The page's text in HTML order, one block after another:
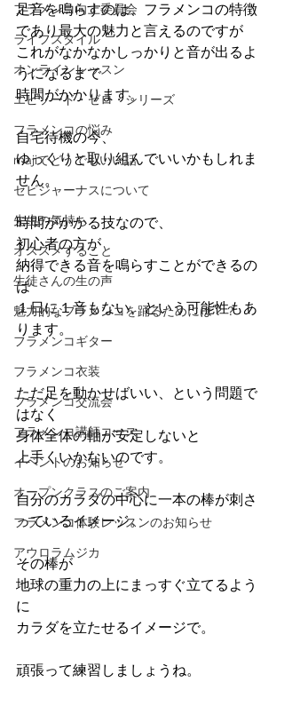
フラメンコ向上委員会
ライフスタイル
オンラインレッスン
エピソード・ゼロ・シリーズ
フラメンコの悩み
majiでどうでもいい話
セビジャーナスについて
先生の気持ち
オススメすること
生徒さんの生の声
魅力的なフラメンコを踊るためには？？
フラメンコギター
フラメンコ衣装
フラメンコ交流会
フラメンコ講師コース
イベントのお知らせ
オープンクラスのご案内
フラメンコ体験レッスンのお知らせ
アウロラムジカ
足音を鳴らすのは、フラメンコの特徴
であり最大の魅力と言えるのですが
これがなかなかしっかりと音が出るよ
うになるまで
時間がかかります。
自宅待機の今、
ゆっくりと取り組んでいいかもしれま
せん。
時間がかかる技なので、
初心者の方が
納得できる音を鳴らすことができるの
は
１日に１音もない、という可能性もあ
ります。
ただ足を動かせばいい、という問題で
はなく
身体全体の軸が安定しないと
上手くいかないのです。
自分のカラダの中心に一本の棒が刺さ
っているイメージ。
その棒が
地球の重力の上にまっすぐ立てるよう
に
カラダを立たせるイメージで。
頑張って練習しましょうね。